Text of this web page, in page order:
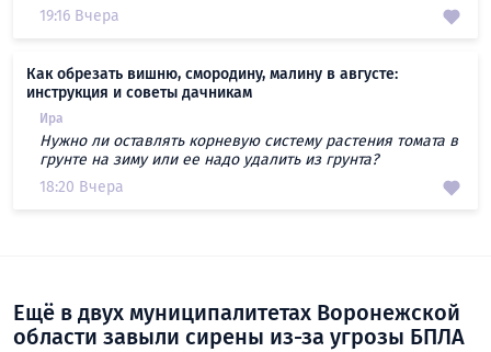
19:16 Вчера
Как обрезать вишню, смородину, малину в августе:
инструкция и советы дачникам
Ира
Нужно ли оставлять корневую систему растения томата в
грунте на зиму или ее надо удалить из грунта?
18:20 Вчера
Ещё в двух муниципалитетах Воронежской
области завыли сирены из-за угрозы БПЛА